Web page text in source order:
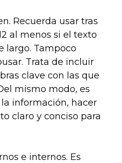
Recuerda usar tras
al menos si el texto
largo. Tampoco
Trata de incluir
clave con las que
mismo modo, es
información, hacer
claro y conciso para
e internos. Es